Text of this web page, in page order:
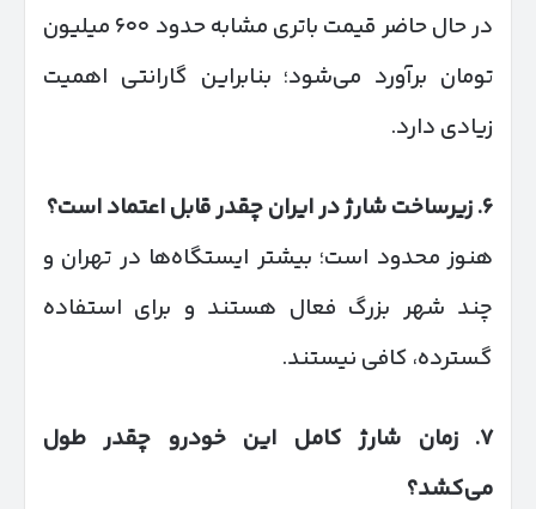
در حال حاضر قیمت باتری مشابه حدود ۶۰۰ میلیون
تومان برآورد می‌شود؛ بنابراین گارانتی اهمیت
زیادی دارد.
۶.زیرساخت شارژ در ایران چقدر قابل اعتماد است؟
هنوز محدود است؛ بیشتر ایستگاه‌ها در تهران و
چند شهر بزرگ فعال هستند و برای استفاده
گسترده، کافی نیستند.
۷.زمان شارژ کامل این خودرو چقدر طول
می‌کشد؟